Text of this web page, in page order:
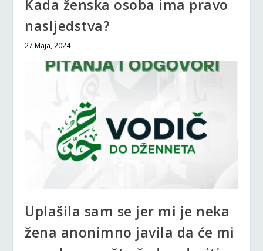
Kada ženska osoba ima pravo
nasljedstva?
27 Maja, 2024
Uplašila sam se jer mi je neka
žena anonimno javila da će mi